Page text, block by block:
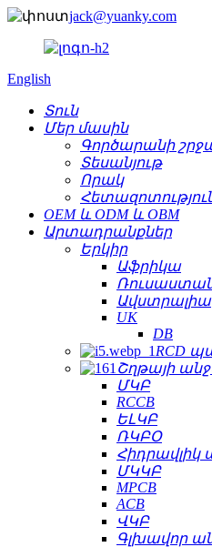
jack@yuanky.com
English
Տուն
Մեր մասին
Գործարանի
Տեսանյութ
Որակ
OEM և ODM և OBM
Արտադրանքներ
Երկիր
Աֆրիկա
Ավստրալիա
UK
DB
RCD
Շղթայի
ՄԿԲ
RCCB
ԵԼԿԲ
ՌԿԲՕ
Հիդրավլիկ
ՄԿԿԲ
MPCB
ACB
ՎԿԲ
Գլխավոր